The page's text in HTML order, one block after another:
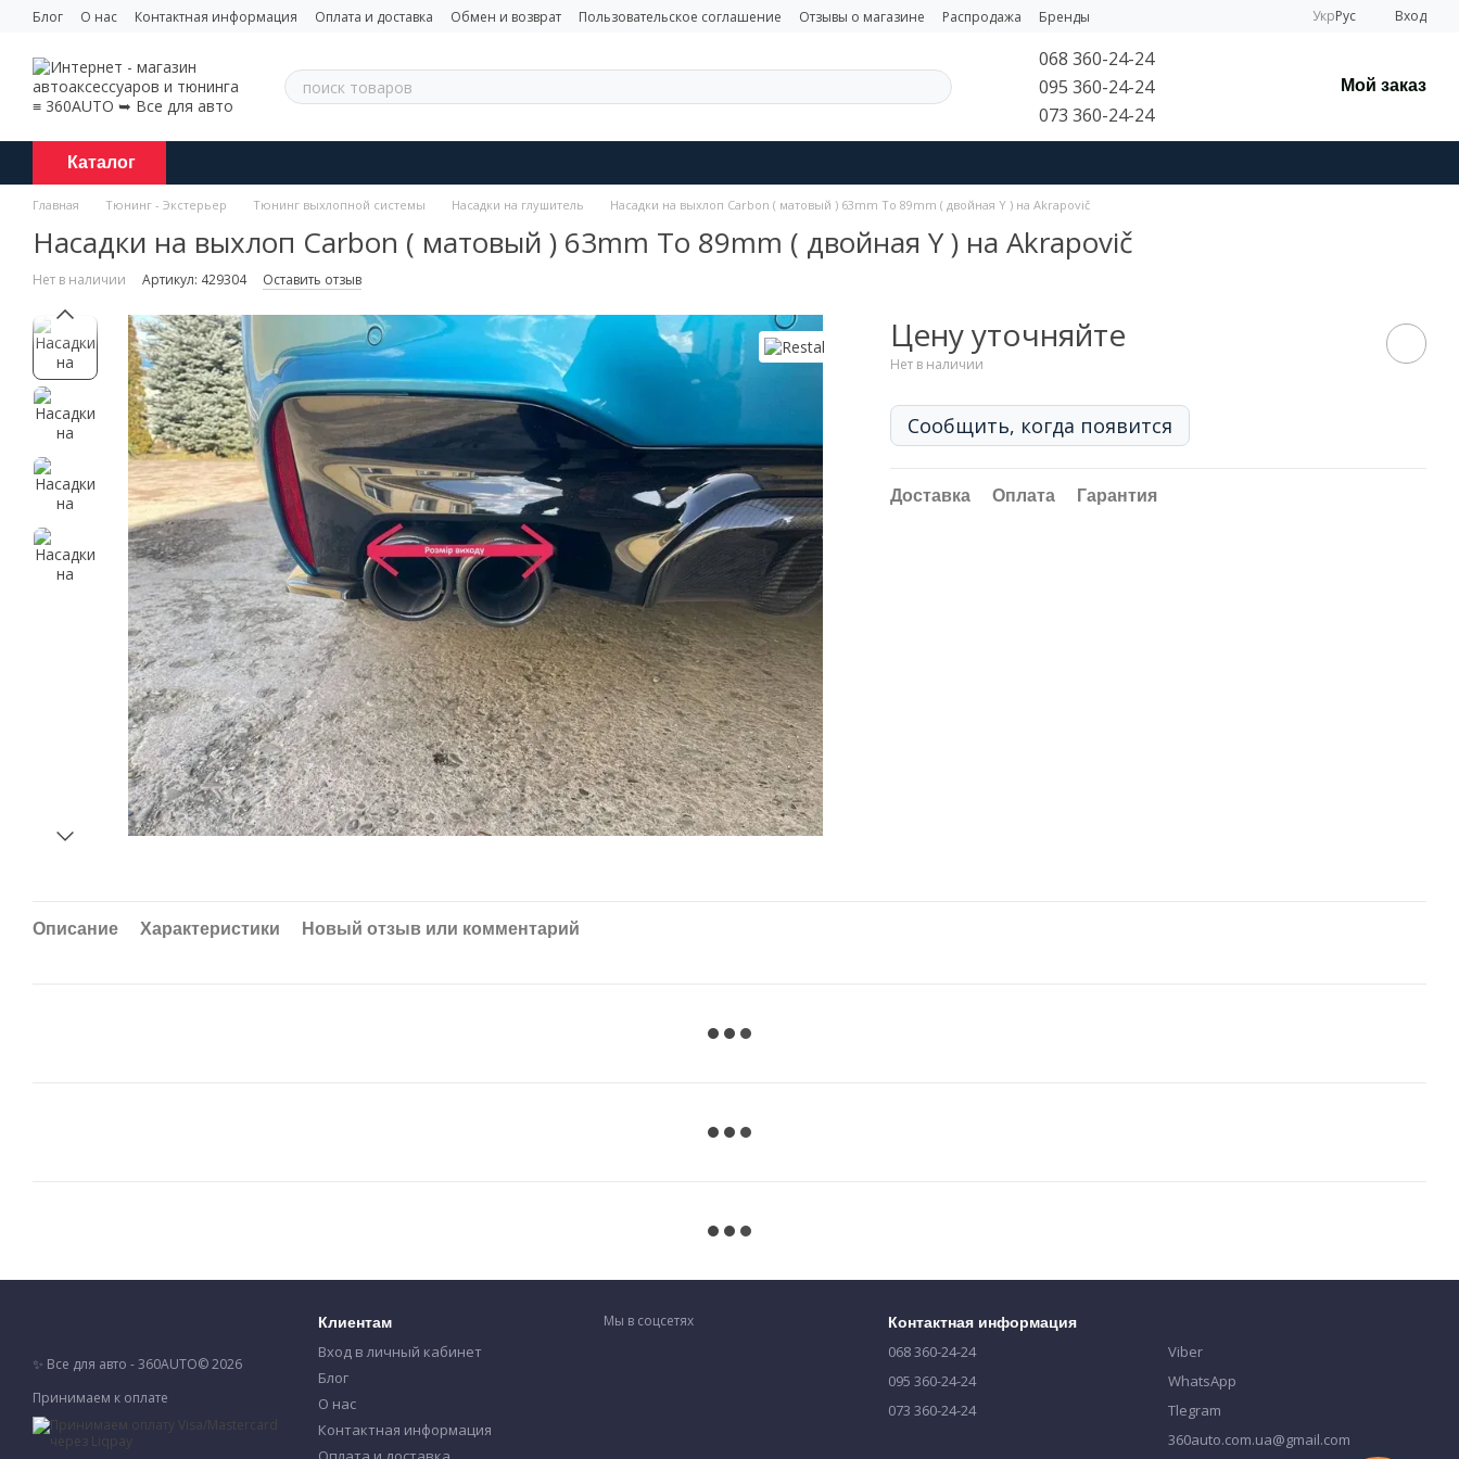
Перейти к основному контенту
Блог О нас Контактная информация Оплата и доставка Обмен и возврат Пользовательское соглашение Отзывы о магазине Распродажа Бренды УкрРус Вход
068 360-24-24
095 360-24-24
073 360-24-24
Мой заказ
Каталог
Главная Тюнинг - Экстерьер Тюнинг выхлопной системы Насадки на глушитель Насадки на выхлоп Carbon ( матовый ) 63mm To 89mm ( двойная Y ) на Akrapovič
Насадки на выхлоп Carbon ( матовый ) 63mm To 89mm ( двойная Y ) на Akrapovič
Нет в наличии Артикул: 429304 Оставить отзыв
Цену уточняйте
Нет в наличии
Сообщить, когда появится
Доставка Оплата Гарантия
Описание Характеристики Новый отзыв или комментарий
✨ Все для авто - 360AUTO© 2026
Принимаем к оплате
Клиентам
Вход в личный кабинет
Блог
О нас
Контактная информация
Мы в соцсетях Контактная информация
068 360-24-24
095 360-24-24
073 360-24-24
Viber
WhatsApp
Tlegram
360auto.com.ua@gmail.com